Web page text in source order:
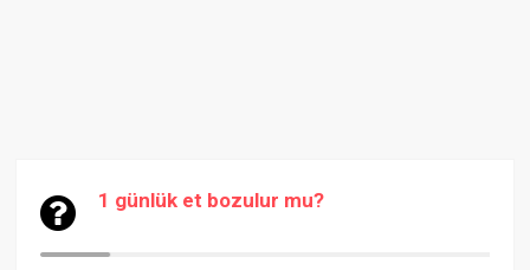
1 günlük et bozulur mu?